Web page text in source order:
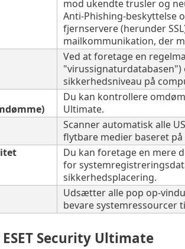
mod ukendte trusler og
Anti-Phishing-beskyttelse
fjernservere (herunder
mailkommunikation, der
Ved at foretage en
sikkerhedsniveau på
Du kan kontrollere
Ultimate.
Scanner automatisk alle
flytbare medier baseret
Du kan foretage en mere
for
sikkerhedsplacering.
Udsætter alle pop op-
bevare systemressourcer
Security Ultimate